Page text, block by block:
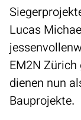
Lucas
EM2N
dienen nun
Bauprojekte.